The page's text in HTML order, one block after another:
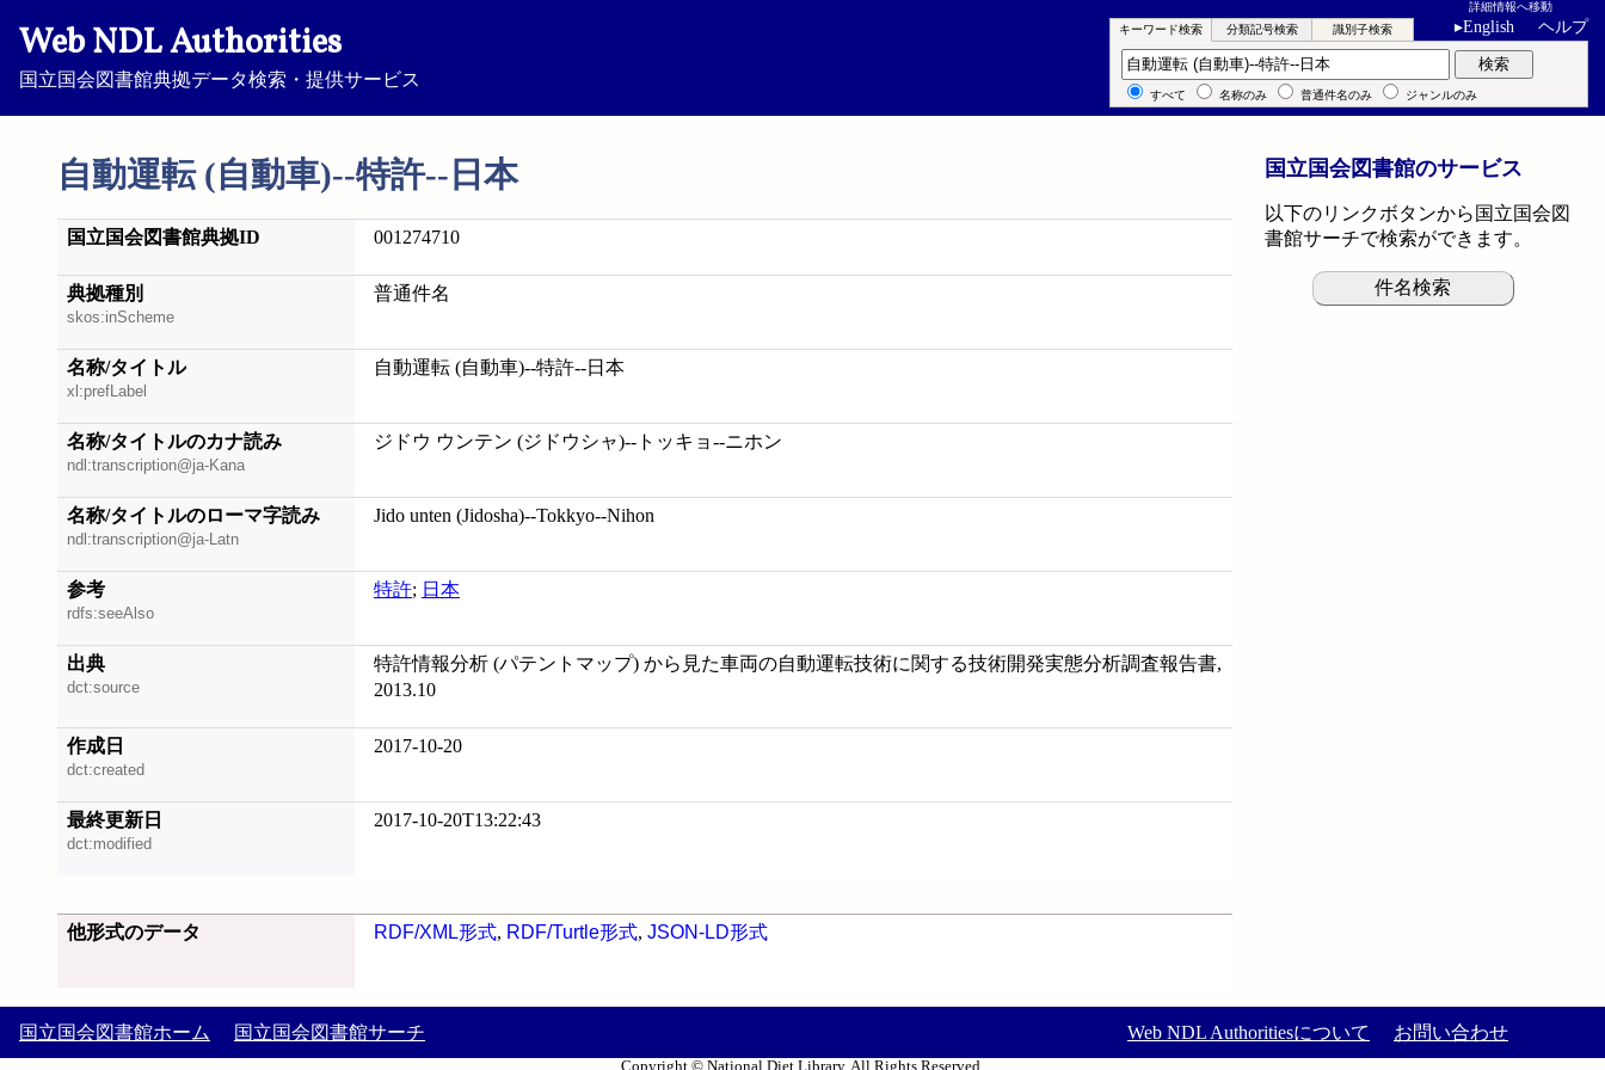
Web NDL Authorities
国立国会図書館典拠データ検索・提供サービス
詳細情報へ移動
▸English ヘルプ
自動運転 (自動車)--特許--日本
キーワード検索 分類記号検索 識別子検索
キーワード検索 検索
すべて 名称のみ 普通件名のみ ジャンルのみ
国立国会図書館典拠ID 001274710
典拠種別
skos:inScheme
普通件名
名称/タイトル
xl:prefLabel
自動運転 (自動車)--特許--日本
名称/タイトルのカナ読み
ndl:transcription@ja-Kana
ジドウ ウンテン (ジドウシャ)--トッキョ--ニホン
名称/タイトルのローマ字読み
ndl:transcription@ja-Latn
Jido unten (Jidosha)--Tokkyo--Nihon
参考
rdfs:seeAlso
特許; 日本
出典
dct:source
特許情報分析 (パテントマップ) から見た車両の自動運転技術に関する技術開発実態分析調査報告書,
2013.10
作成日
dct:created
2017-10-20
最終更新日
dct:modified
2017-10-20T13:22:43
他形式のデータ RDF/XML形式, RDF/Turtle形式, JSON-LD形式
国立国会図書館のサービス
以下のリンクボタンから国立国会図
書館サーチで検索ができます。
件名検索
国立国会図書館ホーム 国立国会図書館サーチ Web NDL Authoritiesについて お問い合わせ